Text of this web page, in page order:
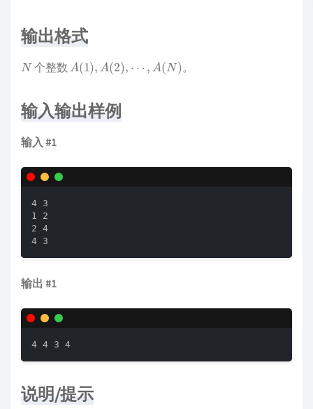
输出格式
N个整数 A( 1), 2 ),⋯ 。
输入输出样例
输入 #1
4 3
1 2
2 4
4 3
输出 #1
4 4 3 4
说明/提示